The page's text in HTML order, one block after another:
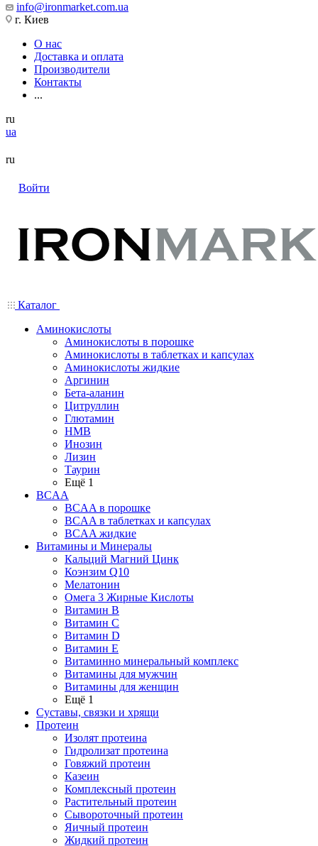
info@ironmarket.com.ua
г. Киев
О нас
Доставка и оплата
Производители
Контакты
...
ru
ua
ru
Войти
Каталог
Аминокислоты
Аминокислоты в порошке
Аминокислоты в таблетках и капсулах
Аминокислоты жидкие
Аргинин
Бета-аланин
Цитруллин
Глютамин
HMB
Инозин
Лизин
Таурин
Ещё 1
BCAA
BCAA в порошке
BCAA в таблетках и капсулах
BCAA жидкие
Витамины и Минералы
Кальций Магний Цинк
Коэнзим Q10
Мелатонин
Омега 3 Жирные Кислоты
Витамин B
Витамин C
Витамин D
Витамин E
Витаминно минеральный комплекс
Витамины для мужчин
Витамины для женщин
Ещё 1
Суставы, связки и хрящи
Протеин
Изолят протеина
Гидролизат протеина
Говяжий протеин
Казеин
Комплексный протеин
Растительный протеин
Сывороточный протеин
Яичный протеин
Жидкий протеин